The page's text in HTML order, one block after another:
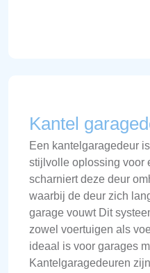
Kantel
Een kantelgaragedeur
stijlvolle oplossing voor
scharniert deze deur
waarbij de deur zich
garage vouwt Dit
zowel voertuigen als
ideaal is voor garages
Kantelgaragedeuren